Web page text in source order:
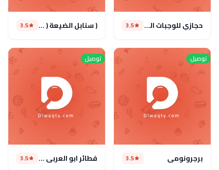
حجازي للوجبات السريعة 3.5 ( سنابل الضيعة ( مغلق 3.5
توصيل
برجرونومي 3.5
توصيل
فطائر ابو العربى (مغلق) 3.5